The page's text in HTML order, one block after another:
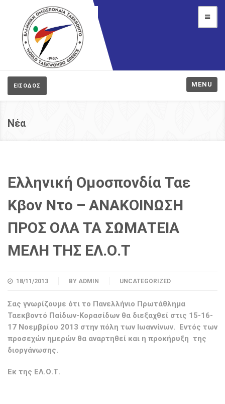
ΕΙΣΟΔΟΣ MENU
Νέα
Ελληνική Ομοσπονδία Ταε
Κβον Ντο – ΑΝΑΚΟΙΝΩΣΗ
ΠΡΟΣ ΟΛΑ ΤΑ ΣΩΜΑΤΕΙΑ
ΜΕΛΗ ΤΗΣ ΕΛ.Ο.Τ
18/11/2013 BY ADMIN UNCATEGORIZED
Σας γνωρίζουμε ότι το Πανελλήνιο Πρωτάθλημα
Ταεκβοντό Παίδων-Κορασίδων θα διεξαχθεί στις 15-16-
17 Νοεμβρίου 2013 στην πόλη των Ιωαννίνων. Εντός των
προσεχών ημερών θα αναρτηθεί και η προκήρυξη της
διοργάνωσης.
Εκ της ΕΛ.Ο.Τ.